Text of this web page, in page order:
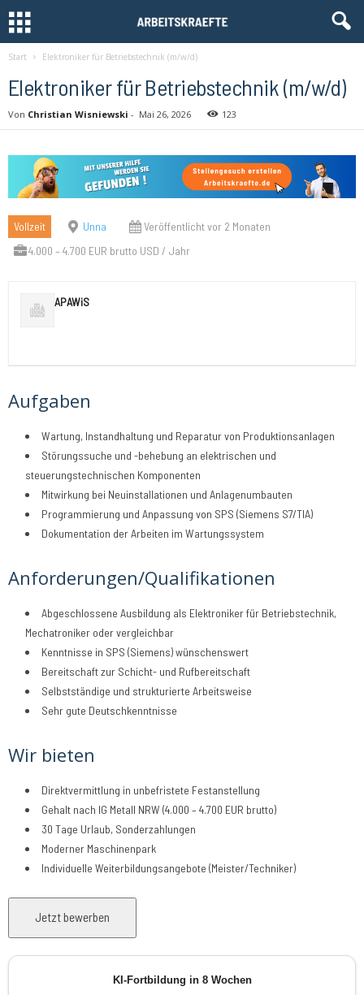
Start Elektroniker für Betriebstechnik (m/w/d)
Elektroniker für Betriebstechnik (m/w/d)
Von Christian Wisniewski - Mai 26, 2026 123
Vollzeit Unna
Veröffentlicht vor 2 Monaten
4.000 – 4.700 EUR brutto USD / Jahr
APAWiS
Aufgaben
Wartung, Instandhaltung und Reparatur von Produktionsanlagen
Störungssuche und -behebung an elektrischen und
steuerungstechnischen Komponenten
Mitwirkung bei Neuinstallationen und Anlagenumbauten
Programmierung und Anpassung von SPS (Siemens S7/TIA)
Dokumentation der Arbeiten im Wartungssystem
Anforderungen/Qualifikationen
Abgeschlossene Ausbildung als Elektroniker für Betriebstechnik,
Mechatroniker oder vergleichbar
Kenntnisse in SPS (Siemens) wünschenswert
Bereitschaft zur Schicht- und Rufbereitschaft
Selbstständige und strukturierte Arbeitsweise
Sehr gute Deutschkenntnisse
Wir bieten
Direktvermittlung in unbefristete Festanstellung
Gehalt nach IG Metall NRW (4.000 – 4.700 EUR brutto)
30 Tage Urlaub, Sonderzahlungen
Moderner Maschinenpark
Individuelle Weiterbildungsangebote (Meister/Techniker)
KI-Fortbildung in 8 Wochen